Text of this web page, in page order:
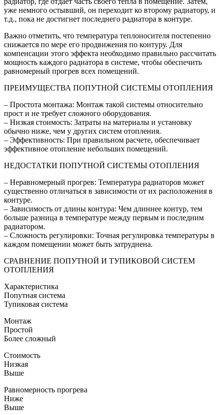
уже немного остывший, он переходит ко второму радиатору, и
т.д., пока не достигнет последнего радиатора в контуре.
Важно отметить, что температура теплоносителя постепенно
снижается по мере его продвижения по контуру. Для
компенсации этого эффекта необходимо правильно рассчитать
мощность каждого радиатора в системе, чтобы обеспечить
равномерный прогрев всех помещений.
ПРЕИМУЩЕСТВА ПОПУТНОЙ СИСТЕМЫ ОТОПЛЕНИЯ
– Простота монтажа: Монтаж такой системы относительно
прост и не требует сложного оборудования.
– Низкая стоимость: Затраты на материалы и установку
обычно ниже, чем у других систем отопления.
– Эффективность: При правильном расчете, обеспечивает
эффективное отопление небольших помещений.
НЕДОСТАТКИ ПОПУТНОЙ СИСТЕМЫ ОТОПЛЕНИЯ
– Неравномерный прогрев: Температура радиаторов может
существенно отличаться в зависимости от их расположения в
контуре.
– Зависимость от длины контура: Чем длиннее контур, тем
больше разница в температуре между первым и последним
радиатором.
– Сложность регулировки: Точная регулировка температуры в
каждом помещении может быть затруднена.
СРАВНЕНИЕ ПОПУТНОЙ И ТУПИКОВОЙ СИСТЕМ
ОТОПЛЕНИЯ
Характеристика
Попутная система
Тупиковая система
Монтаж
Простой
Более сложный
Стоимость
Низкая
Выше
Равномерность прогрева
Ниже
Выше